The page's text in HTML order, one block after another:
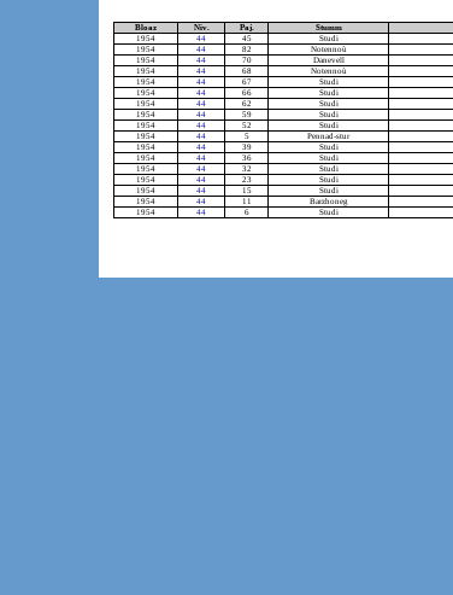
Bloaz
Niv. Paj. Stumm
1954
44 45 Studi
1954
44 82 Notennoù
1954
44 70 Danevell
1954
44 68 Notennoù
1954
44 67 Studi
1954
44 66 Studi
1954
44 62 Studi
1954
44 59 Studi
1954
44 52 Studi
1954
44 5 Pennad-stur
1954
44 39 Studi
1954
44 36 Studi
1954
44 32 Studi
1954
44 23 Studi
1954
44 15 Studi
1954
44 11 Barzhoneg
1954
44 6 Studi